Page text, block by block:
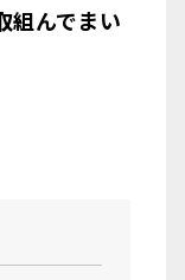
組んでまい